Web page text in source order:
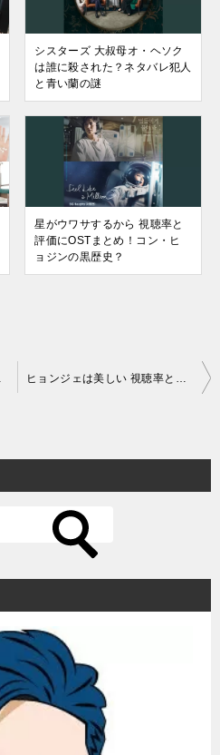
シスターズ 大叔母オ・ヘソク
は誰に殺された？ネタバレ犯人
と青い蘭の謎
星がウワサするから 視聴率と
評価にOSTまとめ！コン・ヒ
ョジンの黒歴史？